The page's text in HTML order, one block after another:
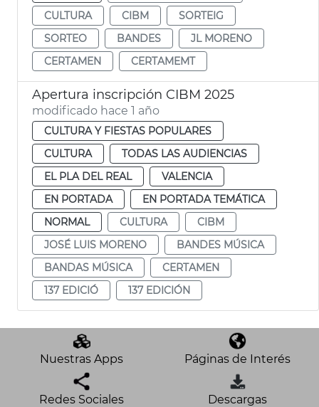
CULTURA
CIBM
SORTEIG
SORTEO
BANDES
JL MORENO
CERTAMEN
CERTAMEMT
Apertura inscripción CIBM 2025
modificado hace 1 año
CULTURA Y FIESTAS POPULARES
CULTURA
TODAS LAS AUDIENCIAS
EL PLA DEL REAL
VALENCIA
EN PORTADA
EN PORTADA TEMÁTICA
NORMAL
CULTURA
CIBM
JOSÉ LUIS MORENO
BANDES MÚSICA
BANDAS MÚSICA
CERTAMEN
137 EDICIÓ
137 EDICIÓN
Nuestras Apps Páginas de Interés
Redes Sociales Descargas